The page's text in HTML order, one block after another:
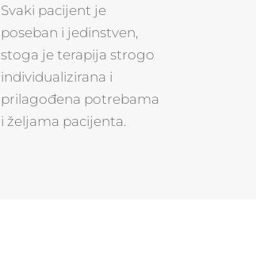
Svaki pacijent je
poseban i jedinstven,
stoga je terapija strogo
individualizirana i
prilagođena potrebama
i željama pacijenta.